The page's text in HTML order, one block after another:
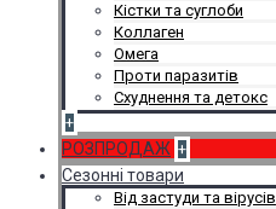
Кістки та суглоби
Коллаген
Омега
Проти паразитів
Схуднення та детокс
+
РОЗПРОДАЖ +
Сезонні товари
Від застуди та вірусів